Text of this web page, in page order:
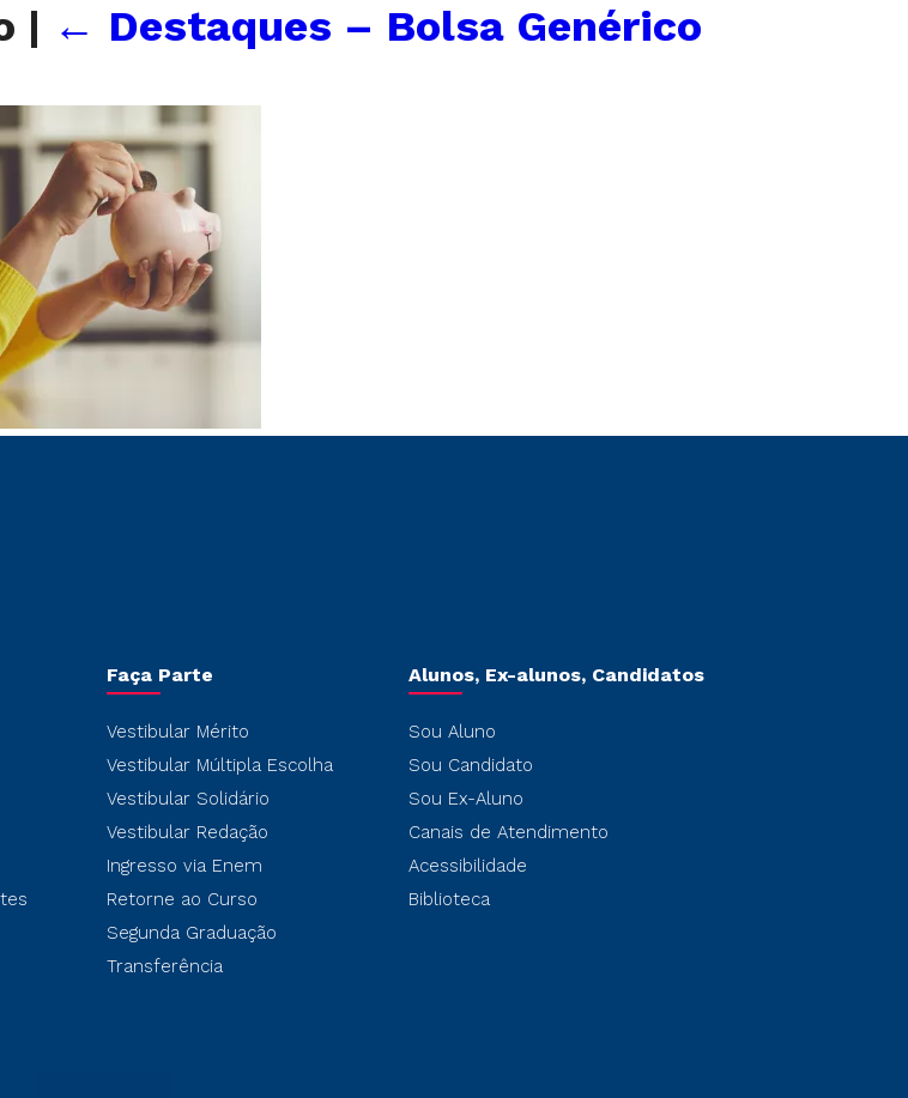
| ← Destaques – Bolsa Genérico
Faça Parte
Vestibular Mérito
Vestibular Múltipla Escolha
Vestibular Solidário
Vestibular Redação
Ingresso via Enem
Retorne ao Curso
Segunda Graduação
Transferência
Alunos, Ex-alunos, Candidatos
Sou Aluno
Sou Candidato
Sou Ex-Aluno
Canais de Atendimento
Acessibilidade
Biblioteca